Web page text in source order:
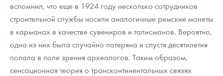
вспомнил, что еще в 1924 году несколько сотрудников
строительной службы носили аналогичные римские монеты
в карманах в качестве сувениров и талисманов. Вероятно,
одна из них была случайно потеряна и спустя десятилетия
попала в поле зрения археологов. Таким образом,
сенсационная теория о трансконтинентальных связях